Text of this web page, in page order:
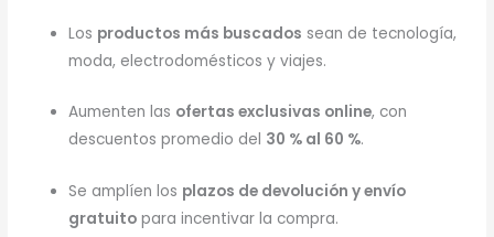
Los productos más buscados sean de tecnología,
moda, electrodomésticos y viajes.
Aumenten las ofertas exclusivas online, con
descuentos promedio del 30 % al 60 %.
Se amplíen los plazos de devolución y envío
gratuito para incentivar la compra.